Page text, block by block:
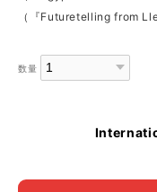
（『Futuretelling from
数量